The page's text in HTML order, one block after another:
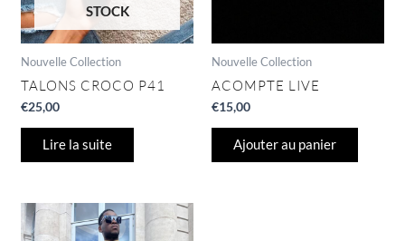
STOCK
Nouvelle Collection
TALONS CROCO P41
€25,00
Lire la suite
Nouvelle Collection
ACOMPTE LIVE
€15,00
Ajouter au panier
Ce
produit